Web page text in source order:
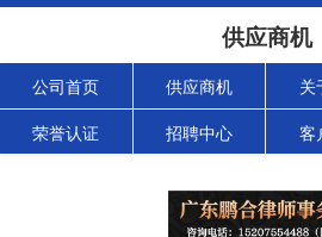
供应商机
公司首页 供应商机 关
荣誉认证 招聘中心 客